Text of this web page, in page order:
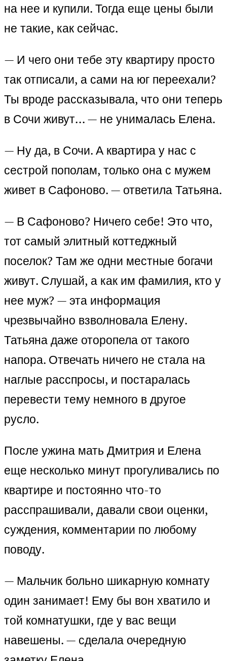
на нее и купили. Тогда еще цены были
не такие, как сейчас.
— И чего они тебе эту квартиру просто
так отписали, а сами на юг переехали?
Ты вроде рассказывала, что они теперь
в Сочи живут… — не унималась Елена.
— Ну да, в Сочи. А квартира у нас с
сестрой пополам, только она с мужем
живет в Сафоново. — ответила Татьяна.
— В Сафоново? Ничего себе! Это что,
тот самый элитный коттеджный
поселок? Там же одни местные богачи
живут. Слушай, а как им фамилия, кто у
нее муж? — эта информация
чрезвычайно взволновала Елену.
Татьяна даже оторопела от такого
напора. Отвечать ничего не стала на
наглые расспросы, и постаралась
перевести тему немного в другое
русло.
После ужина мать Дмитрия и Елена
еще несколько минут прогуливались по
квартире и постоянно что-то
расспрашивали, давали свои оценки,
суждения, комментарии по любому
поводу.
— Мальчик больно шикарную комнату
один занимает! Ему бы вон хватило и
той комнатушки, где у вас вещи
навешены. — сделала очередную